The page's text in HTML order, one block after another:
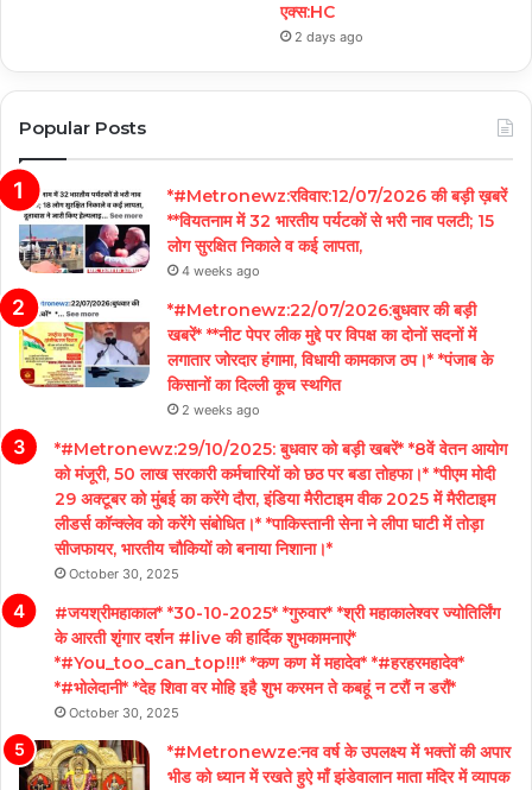
एक्स:HC
2 days ago
Popular Posts
*#Metronewz:रविवार:12/07/2026 की बड़ी ख़बरें
**वियतनाम में 32 भारतीय पर्यटकों से भरी नाव पलटी; 15
लोग सुरक्षित निकाले व कई लापता,
4 weeks ago
*#Metronewz:22/07/2026:बुधवार की बड़ी
खबरें* **नीट पेपर लीक मुद्दे पर विपक्ष का दोनों सदनों में
लगातार जोरदार हंगामा, विधायी कामकाज ठप।* *पंजाब के
किसानों का दिल्ली कूच स्थगित
2 weeks ago
*#Metronewz:29/10/2025: बुधवार को बड़ी खबरें* *8वें वेतन आयोग
को मंजूरी, 50 लाख सरकारी कर्मचारियों को छठ पर बडा तोहफा।* *पीएम मोदी
29 अक्टूबर को मुंबई का करेंगे दौरा, इंडिया मैरीटाइम वीक 2025 में मैरीटाइम
लीडर्स कॉन्क्लेव को करेंगे संबोधित।* *पाकिस्तानी सेना ने लीपा घाटी में तोड़ा
सीजफायर, भारतीय चौकियों को बनाया निशाना।*
October 30, 2025
#जयश्रीमहाकाल* *30-10-2025* *गुरुवार* *श्री महाकालेश्वर ज्योतिर्लिंग
के आरती शृंगार दर्शन #live की हार्दिक शुभकामनाएं*
*#You_too_can_top!!!* *कण कण में महादेव* *#हरहरमहादेव*
*#भोलेदानी* *देह शिवा वर मोहि इहै शुभ करमन ते कबहूं न टरौं न डरौं*
October 30, 2025
*#Metronewze:नव वर्ष के उपलक्ष्य में भक्तों की अपार
भीड को ध्यान में रखते हुऐ माँ झंडेवालान माता मंदिर में व्यापक